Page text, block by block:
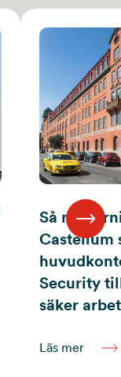
Så
Castellum
Security
säker
Läs mer